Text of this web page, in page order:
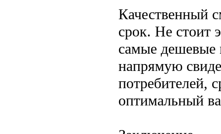
Качественный
срок. Не стоит
самые дешевые
напрямую
потребителей,
оптимальный